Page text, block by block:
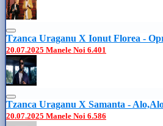
Tzanca Uraganu X Ionut Florea -
20.07.2025 Manele Noi 6.401
Tzanca Uraganu X Samanta -
20.07.2025 Manele Noi 6.586